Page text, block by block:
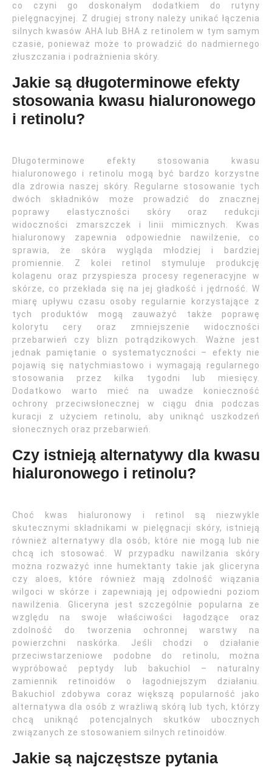
co czyni go doskonałym dodatkiem do rutyny
pielęgnacyjnej. Z drugiej strony należy unikać łączenia
silnych kwasów AHA lub BHA z retinolem w tym samym
czasie, ponieważ może to prowadzić do nadmiernego
złuszczania i podrażnienia skóry.
Jakie są długoterminowe efekty
stosowania kwasu hialuronowego
i retinolu?
Długoterminowe efekty stosowania kwasu
hialuronowego i retinolu mogą być bardzo korzystne
dla zdrowia naszej skóry. Regularne stosowanie tych
dwóch składników może prowadzić do znacznej
poprawy elastyczności skóry oraz redukcji
widoczności zmarszczek i linii mimicznych. Kwas
hialuronowy zapewnia odpowiednie nawilżenie, co
sprawia, że skóra wygląda młodziej i bardziej
promiennie. Z kolei retinol stymuluje produkcję
kolagenu oraz przyspiesza procesy regeneracyjne w
skórze, co przekłada się na jej gładkość i jędrność. W
miarę upływu czasu osoby regularnie korzystające z
tych produktów mogą zauważyć także poprawę
kolorytu cery oraz zmniejszenie widoczności
przebarwień czy blizn potrądzikowych. Ważne jest
jednak pamiętanie o systematyczności – efekty nie
pojawią się natychmiastowo i wymagają regularnego
stosowania przez kilka tygodni lub miesięcy.
Dodatkowo warto mieć na uwadze konieczność
ochrony przeciwsłonecznej w ciągu dnia podczas
kuracji z użyciem retinolu, aby uniknąć uszkodzeń
słonecznych oraz przebarwień.
Czy istnieją alternatywy dla kwasu
hialuronowego i retinolu?
Choć kwas hialuronowy i retinol są niezwykle
skutecznymi składnikami w pielęgnacji skóry, istnieją
również alternatywy dla osób, które nie mogą lub nie
chcą ich stosować. W przypadku nawilżania skóry
można rozważyć inne humektanty takie jak gliceryna
czy aloes, które również mają zdolność wiązania
wilgoci w skórze i zapewniają jej odpowiedni poziom
nawilżenia. Gliceryna jest szczególnie popularna ze
względu na swoje właściwości łagodzące oraz
zdolność do tworzenia ochronnej warstwy na
powierzchni naskórka. Jeśli chodzi o działanie
przeciwstarzeniowe podobne do retinolu, można
wypróbować peptydy lub bakuchiol – naturalny
zamiennik retinoidów o łagodniejszym działaniu.
Bakuchiol zdobywa coraz większą popularność jako
alternatywa dla osób z wrażliwą skórą lub tych, którzy
chcą uniknąć potencjalnych skutków ubocznych
związanych ze stosowaniem silnych retinoidów.
Jakie są najczęstsze pytania